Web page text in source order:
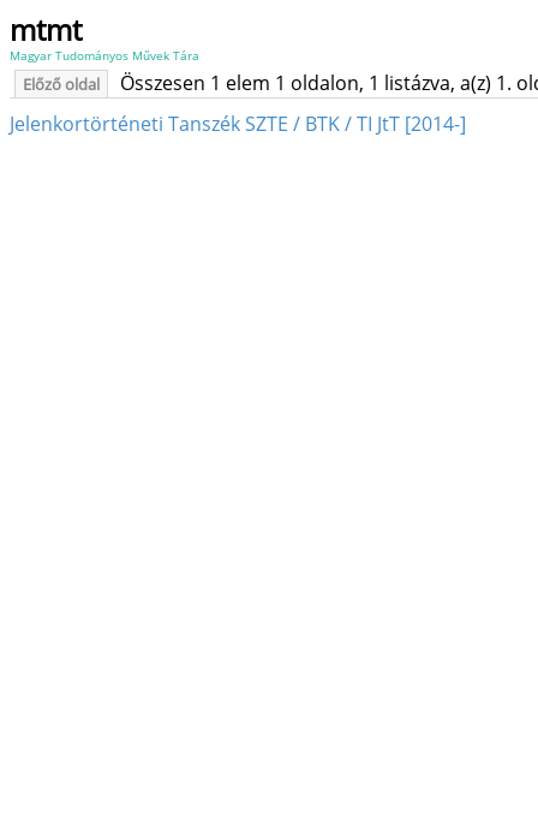
mtmt
Magyar Tudományos Művek Tára
Előző oldal
Összesen 1 elem 1 oldalon, 1 listázva, a(z) 1.
Jelenkortörténeti Tanszék SZTE / BTK / TI JtT [2014-]